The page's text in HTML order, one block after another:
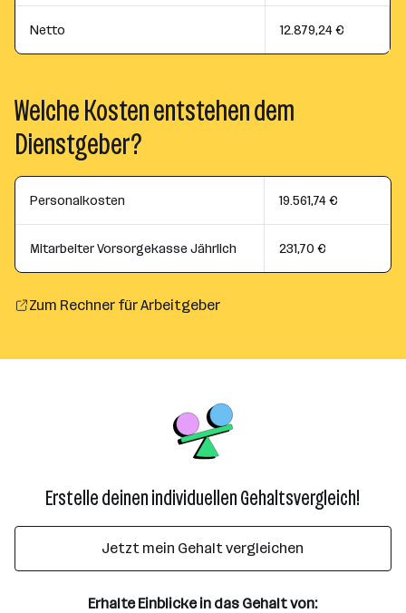
Netto 12.879,24 €
Welche Kosten entstehen dem
Dienstgeber?
Personalkosten 19.561,74 €
Mitarbeiter Vorsorgekasse Jährlich 231,70 €
Zum Rechner für Arbeitgeber
Erstelle deinen individuellen Gehaltsvergleich!
Jetzt mein Gehalt vergleichen
Erhalte Einblicke in das Gehalt von: